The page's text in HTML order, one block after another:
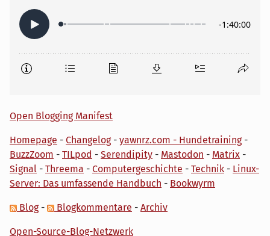
Open Blogging Manifest
Homepage - Changelog- yawnrz.com - Hundetraining-
BuzzZoom - TILpod - Serendipity - Mastodon - Matrix -
Signal - Threema - Computergeschichte - Technik - Linux-
Server: Das umfassende Handbuch - Bookwyrm
Blog- Blogkommentare - Archiv
Open-Source-Blog-Netzwerk